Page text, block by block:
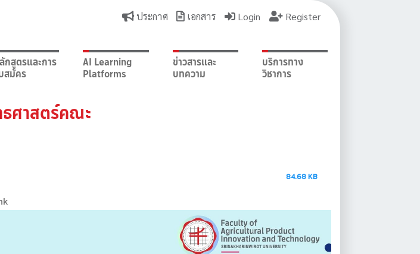
ประกาศ เอกสาร Login Register
กสูตรและการ
สมัคร
AI Learning
Platforms
ข่าวสารและ
บทความ
บริการทาง
วิชาการ
ศาสตร์คณะ
84.68 KB